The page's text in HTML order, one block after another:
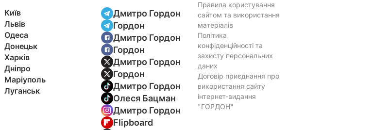
Київ
Львів
Одеса
Донецьк
Харків
Дніпро
Маріуполь
Луганськ
Дмитро Гордон
Гордон
Дмитро Гордон
Гордон
Дмитро Гордон
Гордон
Дмитро Гордон
Олеся Бацман
Дмитро Гордон
Flipboard
Правила користування
сайтом та використання
матеріалів
Політика
конфіденційності та
захисту персональних
даних
Договір приєднання про
використання сайту
інтернет-видання
"ГОРДОН"